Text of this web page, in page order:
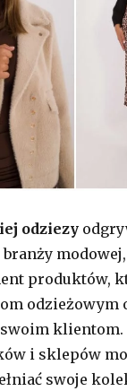
odziezy
produktów,
odzieżowym
i sklepów
swoje